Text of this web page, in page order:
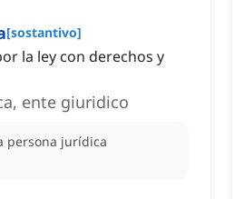
[sostantivo]
la ley con derechos y
ente giuridico
persona jurídica